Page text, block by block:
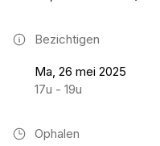
Bezichtigen
Ma, 26 mei 2025
17u - 19u
Ophalen